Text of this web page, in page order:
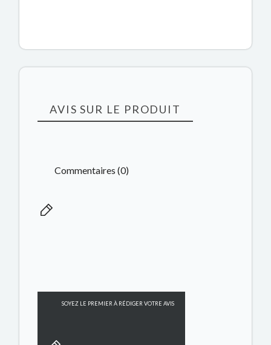
AVIS SUR LE PRODUIT
Commentaires (0)
SOYEZ LE PREMIER À RÉDIGER VOTRE AVIS